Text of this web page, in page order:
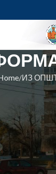
ИЗ
ИЗ
ЗА
2028.